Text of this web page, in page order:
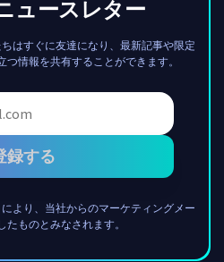
ュースレター
はすぐに友達になり、最新記事や限定
情報を共有することができます。
録する
より、当社からのマーケティングメー
たものとみなされます。